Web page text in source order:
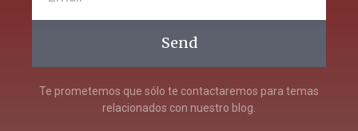
Send
Te prometemos que sólo te contactaremos para temas
relacionados con nuestro blog.